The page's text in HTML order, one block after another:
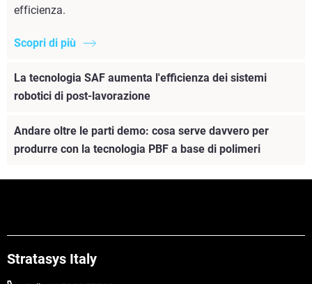
efficienza.
Scopri di più
La tecnologia SAF aumenta l'efficienza dei sistemi
robotici di post-lavorazione
Andare oltre le parti demo: cosa serve davvero per
produrre con la tecnologia PBF a base di polimeri
Stratasys Italy